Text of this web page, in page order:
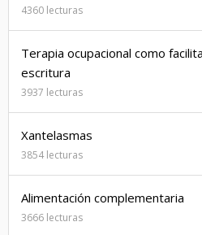
4360 lecturas
Terapia ocupacional como
escritura
3937 lecturas
Xantelasmas
3854 lecturas
Alimentación complementaria
3666 lecturas